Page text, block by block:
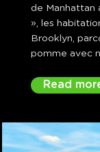
de Manhattan
», les
Brooklyn,
pomme avec
Read